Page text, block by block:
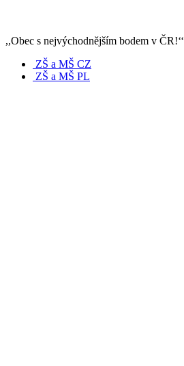
,,Obec s nejvýchodnějším bodem v ČR!‘‘
ZŠ a MŠ CZ
ZŠ a MŠ PL